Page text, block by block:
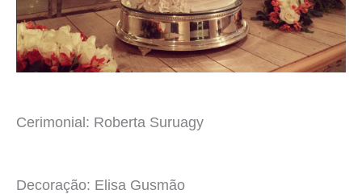
Cerimonial: Roberta Suruagy
Decoração: Elisa Gusmão